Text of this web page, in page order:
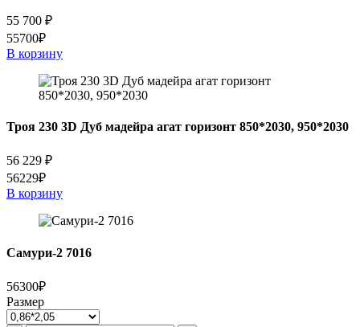
55 700 ₽
55700₽
В корзину
Троя 230 3D Дуб мадейра агат горизонт 850*2030, 950*2030
56 229 ₽
56229₽
В корзину
Самури-2 7016
56300₽
Размер